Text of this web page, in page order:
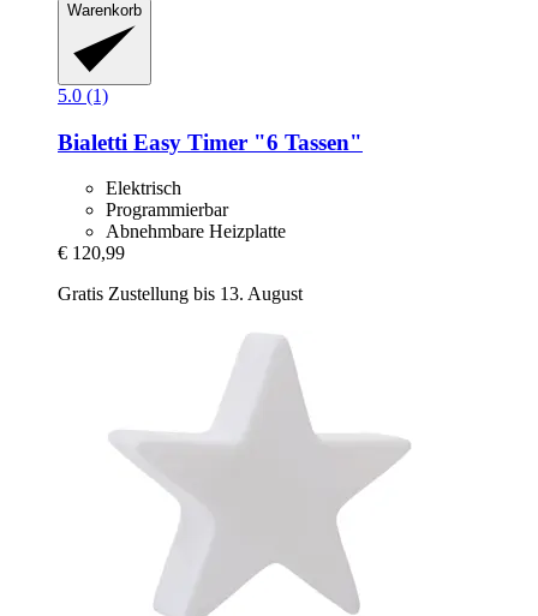
Warenkorb
5.0 (1)
Bialetti Easy Timer "6 Tassen"
Elektrisch
Programmierbar
Abnehmbare Heizplatte
€ 120,99
Gratis Zustellung bis 13. August